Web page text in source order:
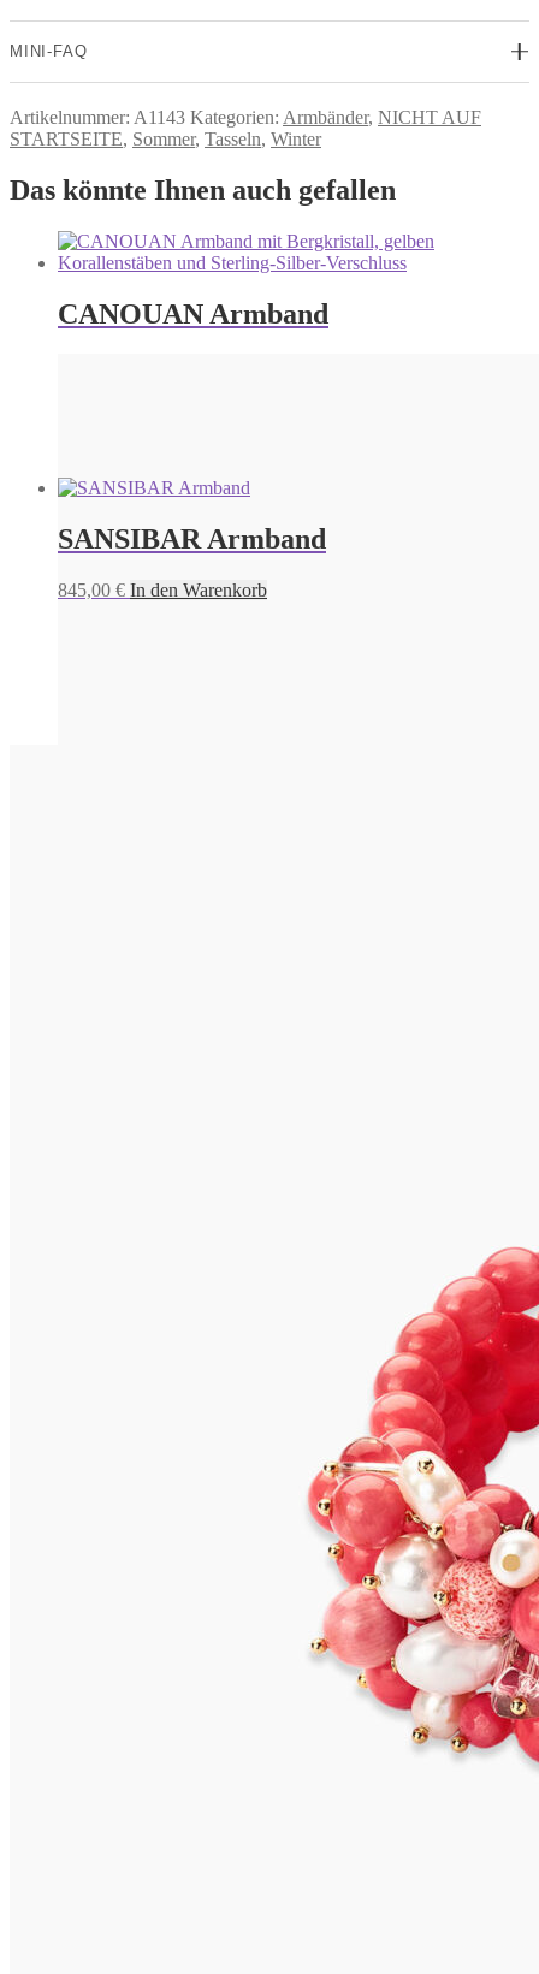
MINI-FAQ
Artikelnummer: A1143 Kategorien: Armbänder, NICHT AUF
STARTSEITE, Sommer, Tasseln, Winter
Das könnte Ihnen auch gefallen
CANOUAN Armband
SANSIBAR Armband
845,00 € In den Warenkorb